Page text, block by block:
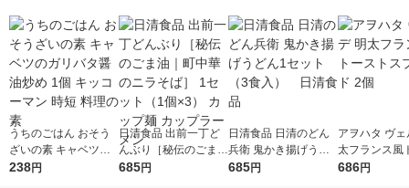
うちのごはん おそう
ざいの素 キャベツの
ガリバタ醤油炒め 1個
238円
日清食品 出前一丁ど
んぶり［秘伝のごま油
｜町中華のニラそば］
685円
日清食品 日清のどん
兵衛 鬼かき揚げうど
ん1セット（3食入）
685円
アヲハタ ヴ
太フランス風
スプレッド 2
686円